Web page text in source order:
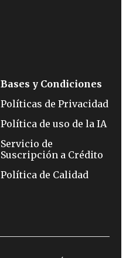
Bases y Condiciones
Políticas de Privacidad
Política de uso de la IA
Servicio de
Suscripción a Crédito
Política de Calidad